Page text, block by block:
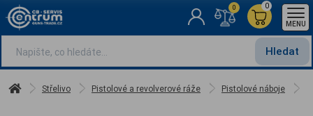
Hledat
0
0
MENU
Střelivo Pistolové a revolverové ráže Pistolové náboje